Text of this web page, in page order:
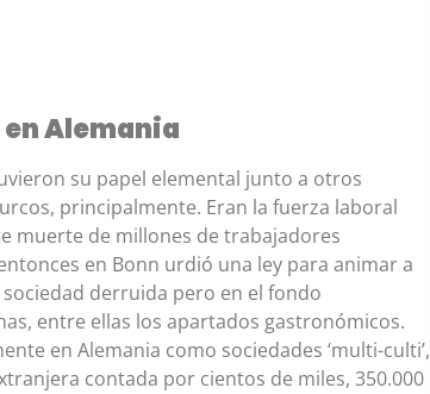
Alemania
su papel elemental junto a otros
principalmente. Eran la fuerza laboral
muerte de millones de trabajadores
en Bonn urdió una ley para animar a
derruida pero en el fondo
entre ellas los apartados gastronómicos.
en Alemania como sociedades ‘multi-culti’,
contada por cientos de miles, 350.000